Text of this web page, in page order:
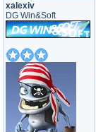
xalexiv
DG Win&Soft